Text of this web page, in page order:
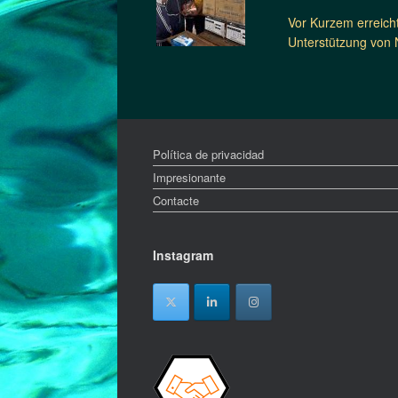
Vor Kurzem
Unterstützung von
Política de privacidad
Impresionante
Contacte
Instagram